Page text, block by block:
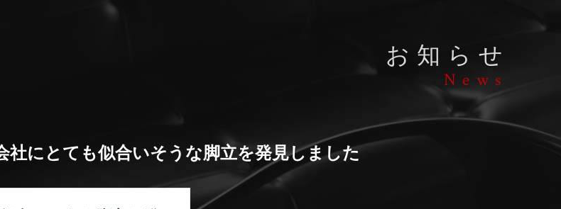
お知らせ
News
社にとても似合いそうな脚立を発見しました